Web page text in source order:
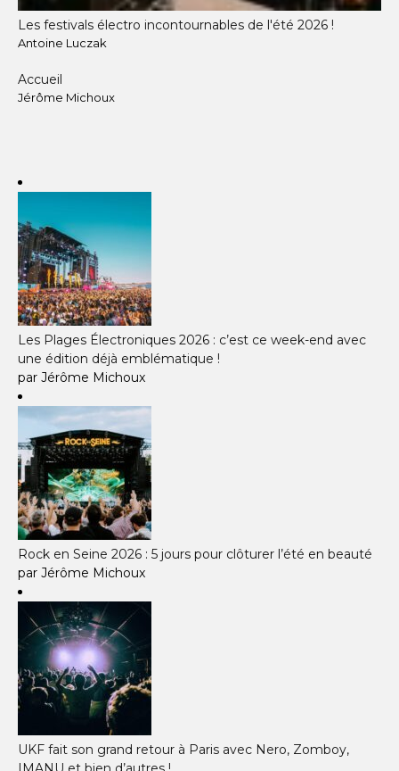
Les festivals électro incontournables de l'été 2026 !
Antoine Luczak
Accueil
Jérôme Michoux
Les Plages Électroniques 2026 : c’est ce week-end avec
une édition déjà emblématique !
par Jérôme Michoux
Rock en Seine 2026 : 5 jours pour clôturer l’été en beauté
par Jérôme Michoux
UKF fait son grand retour à Paris avec Nero, Zomboy,